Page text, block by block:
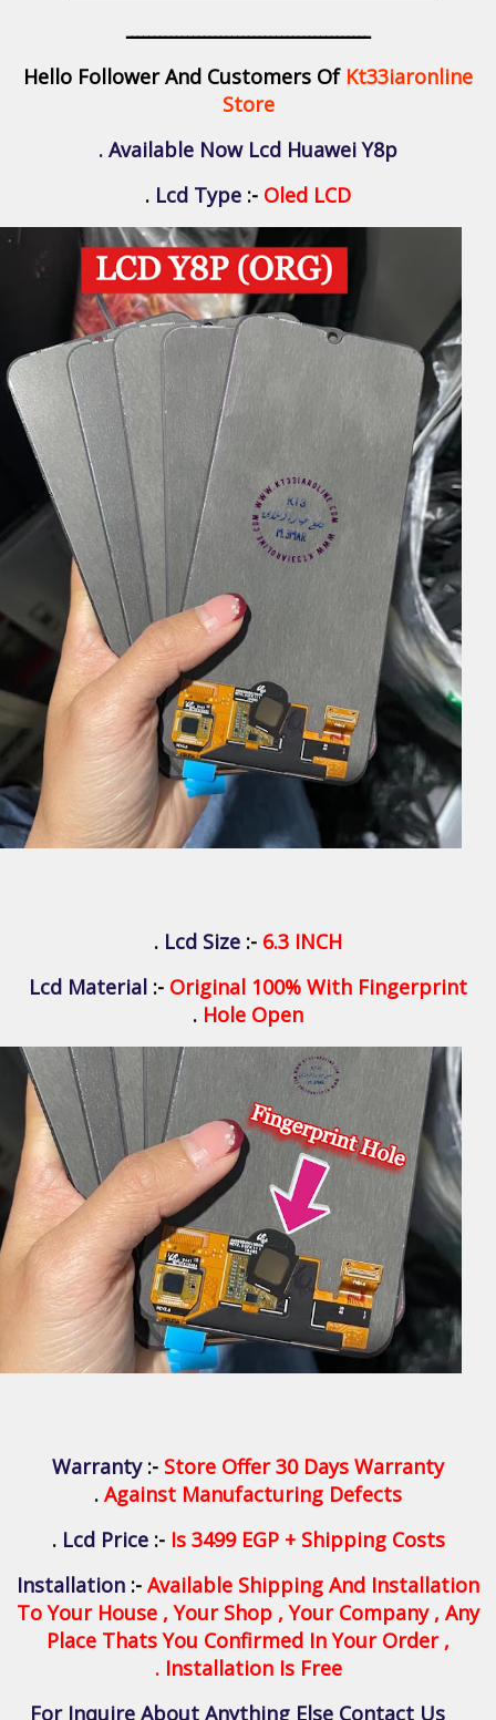
ــــــــــــــــــــــــــــــــــــــــــــ
Hello Follower And Customers Of Kt33iaronline
Store
Available Now Lcd Huawei Y8p .
Lcd Type :- Oled LCD
.
Lcd Size :- 6.3 INCH
.
Lcd Material :- Original 100% With Fingerprint
Hole Open
.
Warranty :- Store Offer 30 Days Warranty
Against Manufacturing Defects
.
Lcd Price:- Is 3499 EGP + Shipping Costs
.
Installation :- Available Shipping And Installation
To Your House , Your Shop , Your Company , Any
Place Thats You Confirmed In Your Order ,
Installation Is Free .
For Inquire About Anything Else Contact Us